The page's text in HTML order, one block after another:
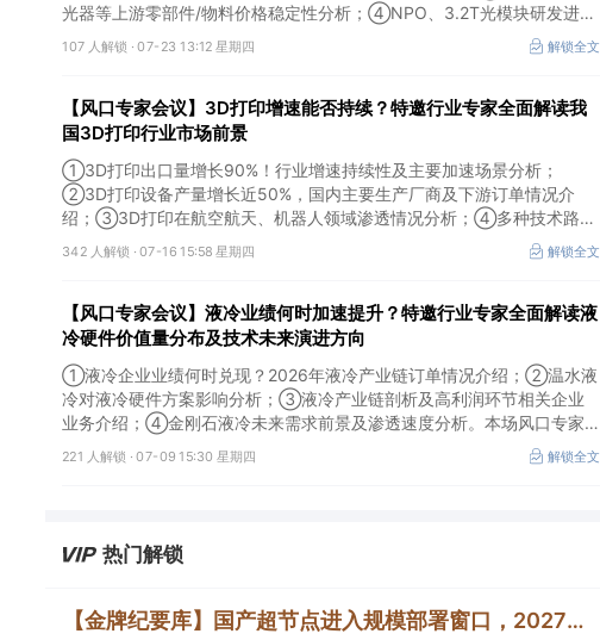
光器等上游零部件/物料价格稳定性分析；④NPO、3.2T光模块研发进展
介绍。本场风口专家会议将于7月23日（周四）16:30举行，特邀行业专
家全面解读光芯片最新供需情况及产业链竞争格局。
107 人解锁 ·07-23 13:12 星期四 解锁全文
【风口专家会议】3D打印增速能否持续？特邀行业专家全面解读我
国3D打印行业市场前景
①3D打印出口量增长90%！行业增速持续性及主要加速场景分析；
②3D打印设备产量增长近50%，国内主要生产厂商及下游订单情况介
绍；③3D打印在航空航天、机器人领域渗透情况分析；④多种技术路线
及所需产业链供需情况剖析。本场风口专家会议将于7月16日（周四）
20:00举行，特邀行业专家全面解读我国3D打印行业市场前景。
342 人解锁 ·07-16 15:58 星期四 解锁全文
【风口专家会议】液冷业绩何时加速提升？特邀行业专家全面解读液
冷硬件价值量分布及技术未来演进方向
①液冷企业业绩何时兑现？2026年液冷产业链订单情况介绍；②温水液
冷对液冷硬件方案影响分析；③液冷产业链剖析及高利润环节相关企业
业务介绍；④金刚石液冷未来需求前景及渗透速度分析。本场风口专家
会议将于7月9日（周四）19:30举行，特邀行业专家全面解读液冷硬件价
值量分布及技术未来演进方向。
221 人解锁 ·07-09 15:30 星期四 解锁全文
热门解锁
【金牌纪要库】国产超节点进入规模部署窗口，2027年出货量有望提升至600-1200套，晶圆制造、先进封装可能成为决定出货增速的关键环节